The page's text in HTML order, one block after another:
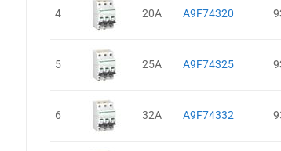
4 20A A9F74320
5 25A A9F74325
6 32A A9F74332